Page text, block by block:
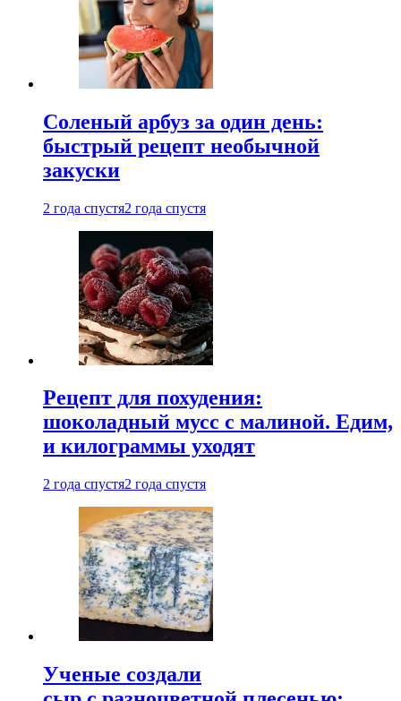
Соленый арбуз за один день:
быстрый рецепт необычной
закуски
2 года спустя2 года спустя
Рецепт для похудения:
шоколадный мусс с малиной. Едим,
и килограммы уходят
2 года спустя2 года спустя
Ученые создали